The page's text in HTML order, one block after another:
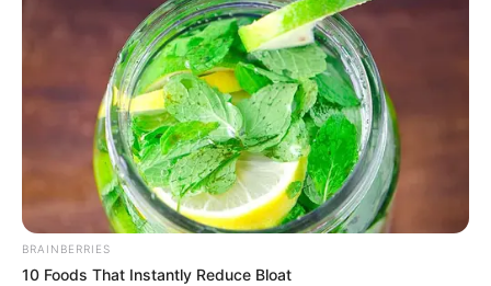
Tenemos todas las noticias que le
interesan. Para estar bien informado, por
favor, active las notificaciones de Alerta.
ACTIVAR AHORA
TEMAS DESTACADOS
BRAINBERRIES
10 Foods That Instantly Reduce Bloat